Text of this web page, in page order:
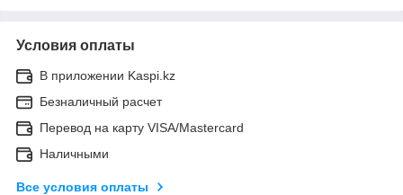
Условия оплаты
В приложении Kaspi.kz
Безналичный расчет
Перевод на карту VISA/Mastercard
Наличными
Все условия оплаты